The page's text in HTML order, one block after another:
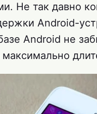
Не так давно
Android-
Android не